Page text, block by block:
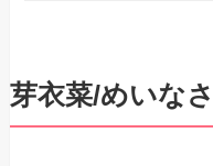
芽衣菜/めいな